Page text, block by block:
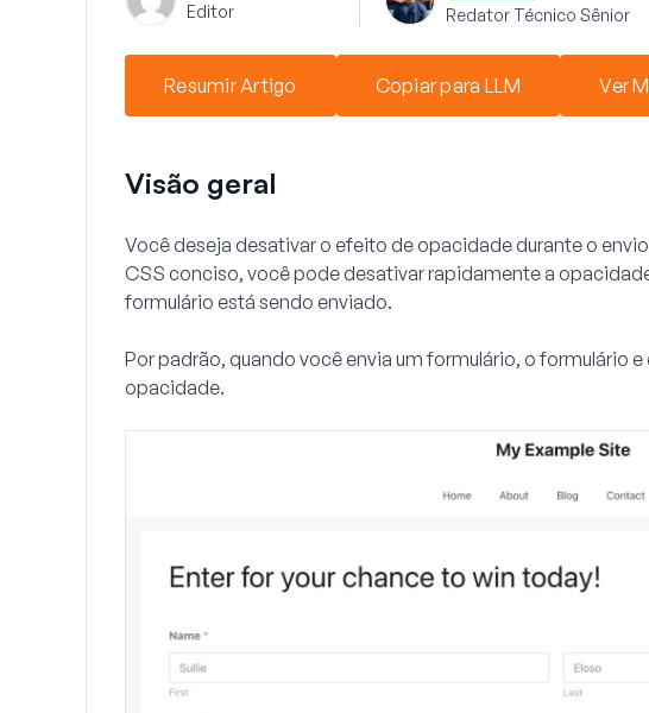
Editor
Redator Técnico Sênior
Resumir Artigo Copiar para LLM Ver
Visão geral
Você deseja desativar o efeito de opacidade durante o
CSS conciso, você pode desativar rapidamente a
formulário está sendo enviado.
Por padrão, quando você envia um formulário, o formulário
opacidade.